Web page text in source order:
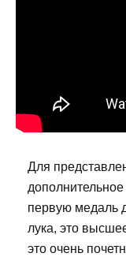
Для
первую медаль
лука, это
это очень